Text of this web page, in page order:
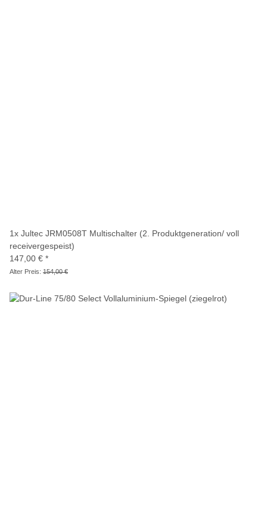
1x Jultec JRM0508T Multischalter (2. Produktgeneration/ voll
receivergespeist)
147,00 € *
Alter Preis: 154,00 €